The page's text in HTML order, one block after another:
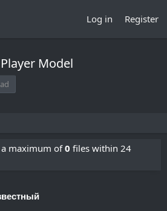
Log in Register
Model
a maximum of0 files within 24